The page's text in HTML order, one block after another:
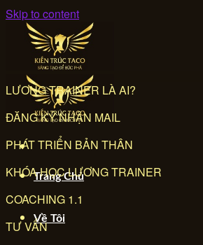
Skip to content
Trang Chủ
Về Tôi
LƯƠNG TRAINER LÀ AI?
ĐĂNG KÝ NHẬN MAIL
PHÁT TRIỂN BẢN THÂN
KHÓA HỌC LƯƠNG TRAINER
COACHING 1.1
TƯ VẤN